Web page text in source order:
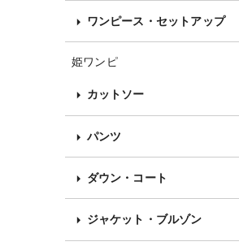
ワンピース・セットアップ
姫ワンピ
カットソー
パンツ
ダウン・コート
ジャケット・ブルゾン